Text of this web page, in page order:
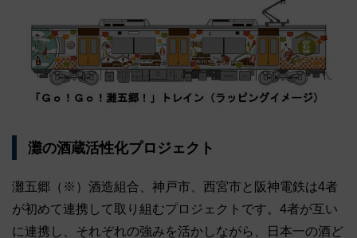
灘の酒蔵活性化プロジェクト
灘五郷（※）酒造組合、神戸市、西宮市と阪神電鉄は4者
が初めて連携して取り組むプロジェクトです。4者が互い
に連携し、それぞれの強みを活かしながら、日本一の酒ど